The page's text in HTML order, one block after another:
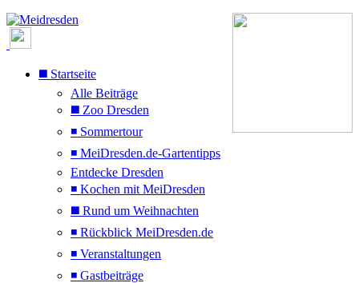
◼️ Startseite
Alle Beiträge
◼️ Zoo Dresden
◾ Sommertour
◾ MeiDresden.de-Gartentipps
Entdecke Dresden
◾ Kochen mit MeiDresden
◼️ Rund um Weihnachten
◾ Rückblick MeiDresden.de
◾ Veranstaltungen
◾ Gastbeiträge